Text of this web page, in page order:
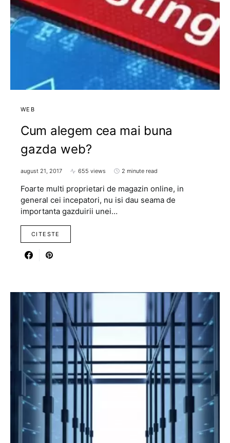
WEB
Cum alegem cea mai buna
gazda web?
august 21, 2017 655 views 2 minute read
Foarte multi proprietari de magazin online, in
general cei incepatori, nu isi dau seama de
importanta gazduirii unei…
CITESTE